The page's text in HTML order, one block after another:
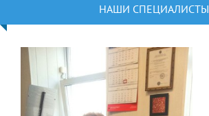
НАШИ СПЕЦИАЛИСТЫ